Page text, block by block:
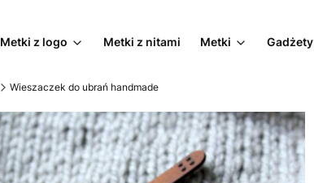
Metki z logo Metki z nitami Metki Gadżety
Wieszaczek do ubrań handmade